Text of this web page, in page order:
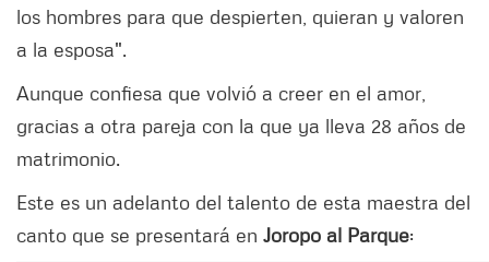
los hombres para que despierten, quieran y valoren
a la esposa".
Aunque confiesa que volvió a creer en el amor,
gracias a otra pareja con la que ya lleva 28 años de
matrimonio.
Este es un adelanto del talento de esta maestra del
canto que se presentará en Joropo al Parque: